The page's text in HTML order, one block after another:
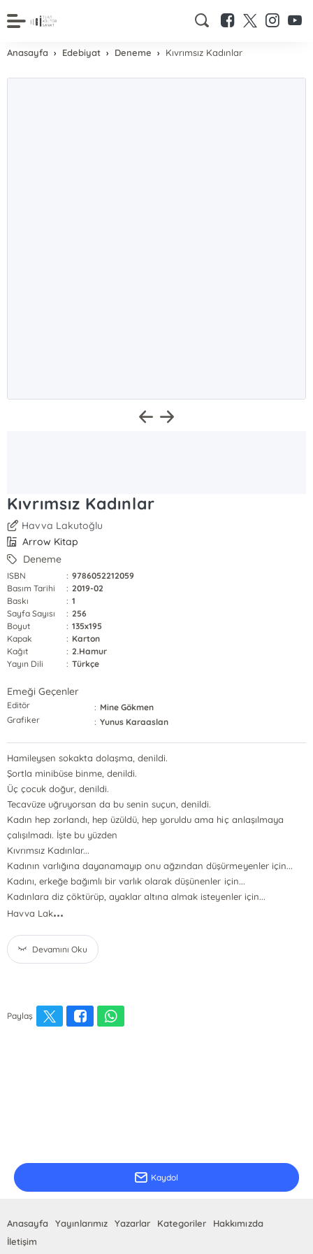
Anasayfa Edebiyat Deneme Kıvrımsız Kadınlar
Kıvrımsız Kadınlar
Havva Lakutoğlu
Arrow Kitap
Deneme
ISBN : 9786052212059
Basım Tarihi
: 2019-02
Baskı
: 1
Sayfa Sayısı
: 256
Boyut
: 135x195
Kapak
: Karton
Kağıt
: 2.Hamur
Yayın Dili
: Türkçe
Emeği Geçenler
Editör : Mine Gökmen
Grafiker
: Yunus Karaaslan
Hamileysen sokakta dolaşma, denildi.
Şortla minibüse binme, denildi.
Üç çocuk doğur, denildi.
Tecavüze uğruyorsan da bu senin suçun, denildi.
Kadın hep zorlandı, hep üzüldü, hep yoruldu ama hiç anlaşılmaya
çalışılmadı. İşte bu yüzden
Kıvrımsız Kadınlar...
Kadının varlığına dayanamayıp onu ağzından düşürmeyenler için...
Kadını, erkeğe bağımlı bir varlık olarak düşünenler için...
Kadınlara diz çöktürüp, ayaklar altına almak isteyenler için...
Havva Lak...
Devamını Oku
Paylaş
Kaydol
Anasayfa Yayınlarımız Yazarlar Kategoriler
Hakkımızda
İletişim